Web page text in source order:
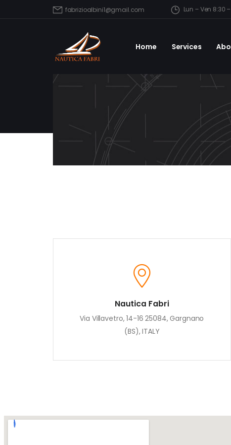
fabrizioalbini1@gmail.com Lun – Ven 8:30
Home Services
Nautica Fabri
Via Villavetro, 14-16 25084, Gargnano
(BS), ITALY